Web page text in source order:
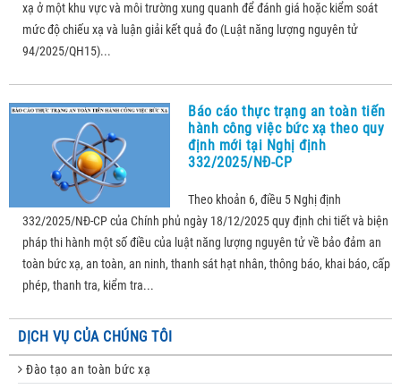
xạ ở một khu vực và môi trường xung quanh để đánh giá hoặc kiểm soát
mức độ chiếu xạ và luận giải kết quả đo (Luật năng lượng nguyên tử
94/2025/QH15)...
Báo cáo thực trạng an toàn tiến
hành công việc bức xạ theo quy
định mới tại Nghị định
332/2025/NĐ-CP
Theo khoản 6, điều 5 Nghị định
332/2025/NĐ-CP của Chính phủ ngày 18/12/2025 quy định chi tiết và biện
pháp thi hành một số điều của luật năng lượng nguyên tử về bảo đảm an
toàn bức xạ, an toàn, an ninh, thanh sát hạt nhân, thông báo, khai báo, cấp
phép, thanh tra, kiểm tra...
DỊCH VỤ CỦA CHÚNG TÔI
Đào tạo an toàn bức xạ